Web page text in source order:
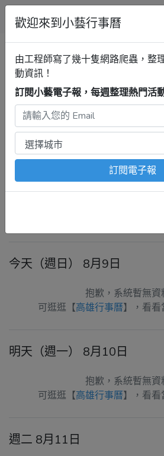
小藝行事曆
全部 高雄田和越茶席劇場
高雄行事曆
高雄
場
最新活動
2026年8月9日 – 8月15日
注意：出發前請去官網再次確認！本
、例行休館日
舉辦等等特殊情況。
今天（週日） 8月9日
抱歉，系統暫無資
可逛逛【高雄行事曆】，看看
明天（週一） 8月10日
抱歉，系統暫無資
可逛逛【高雄行事曆】，看看
週二 8月11日
歡迎來到小藝行事曆
由工程師寫了幾十隻網路爬蟲，整
動資訊！
訂閱小藝電子報，每週整理熱門活
訂閱電子報